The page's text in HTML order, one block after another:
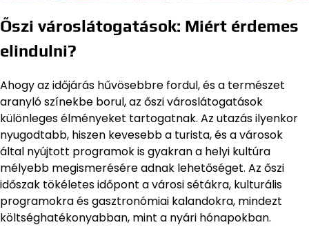
Őszi városlátogatások: Miért érdemes
elindulni?
Ahogy az időjárás hűvösebbre fordul, és a természet
aranyló színekbe borul, az őszi városlátogatások
különleges élményeket tartogatnak. Az utazás ilyenkor
nyugodtabb, hiszen kevesebb a turista, és a városok
által nyújtott programok is gyakran a helyi kultúra
mélyebb megismerésére adnak lehetőséget. Az őszi
időszak tökéletes időpont a városi sétákra, kulturális
programokra és gasztronómiai kalandokra, mindezt
költséghatékonyabban, mint a nyári hónapokban.